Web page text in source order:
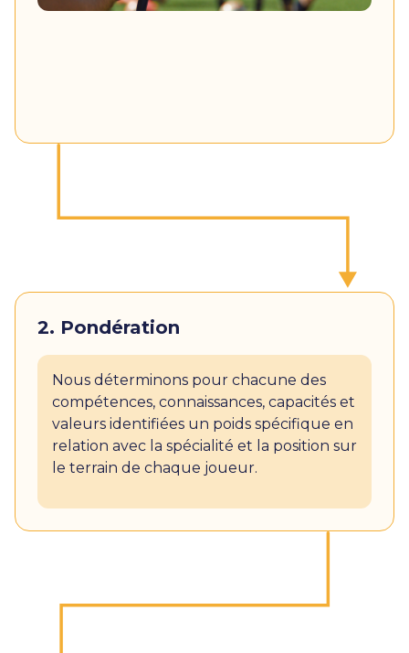
2. Pondération
Nous déterminons pour chacune des
compétences, connaissances, capacités et
valeurs identifiées un poids spécifique en
relation avec la spécialité et la position sur
le terrain de chaque joueur.